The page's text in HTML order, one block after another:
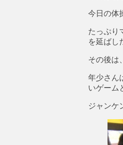
今日の体
たっぷり
を延ばし
その後は
年少さん
いゲーム
ジャンケ